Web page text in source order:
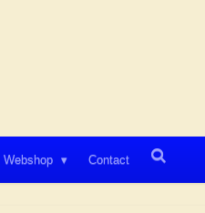
Webshop Contact